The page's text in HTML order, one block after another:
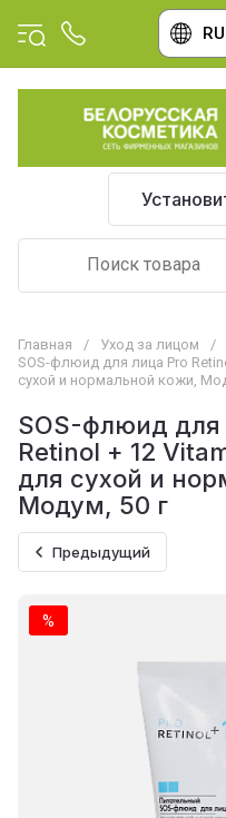
RU
Главная / Уход за лицом
/
SOS-флюид для лица Pro
сухой и нормальной кожи,
SOS-флюид для
Retinol + 12
для сухой и
Модум, 50 г
Предыдущий
%